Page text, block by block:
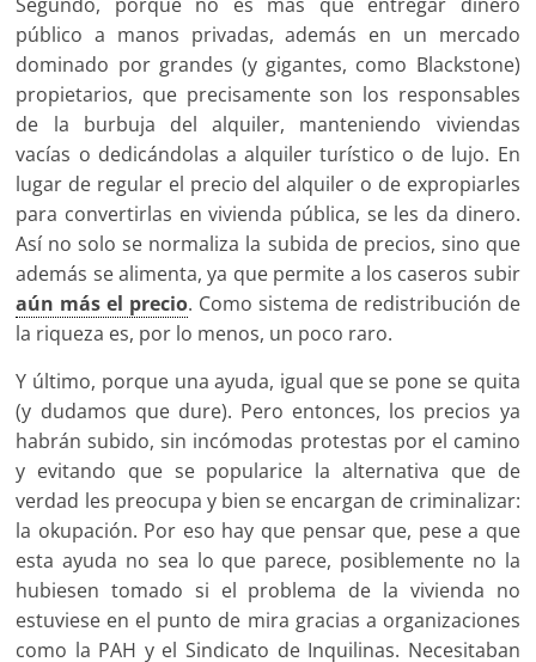
público a manos privadas, además en un mercado
dominado por grandes (y gigantes, como Blackstone)
propietarios, que precisamente son los responsables
de la burbuja del alquiler, manteniendo viviendas
vacías o dedicándolas a alquiler turístico o de lujo. En
lugar de regular el precio del alquiler o de expropiarles
para convertirlas en vivienda pública, se les da dinero.
Así no solo se normaliza la subida de precios, sino que
además se alimenta, ya que permite a los caseros subir
aún más el precio. Como sistema de redistribución de
la riqueza es, por lo menos, un poco raro.
Y último, porque una ayuda, igual que se pone se quita
(y dudamos que dure). Pero entonces, los precios ya
habrán subido, sin incómodas protestas por el camino
y evitando que se popularice la alternativa que de
verdad les preocupa y bien se encargan de criminalizar:
la okupación. Por eso hay que pensar que, pese a que
esta ayuda no sea lo que parece, posiblemente no la
hubiesen tomado si el problema de la vivienda no
estuviese en el punto de mira gracias a organizaciones
como la PAH y el Sindicato de Inquilinas. Necesitaban